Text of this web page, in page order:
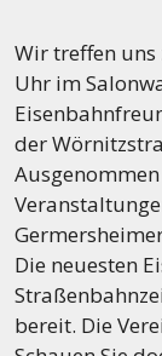
Wir treffen uns
Uhr im
der
Die neuesten
bereit. Die